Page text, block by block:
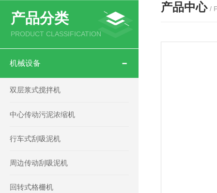
产品分类
PRODUCT CLASSIFICATION
机械设备
双层浆式搅拌机
中心传动污泥浓缩机
行车式刮吸泥机
周边传动刮吸泥机
回转式格栅机
产品中心 /